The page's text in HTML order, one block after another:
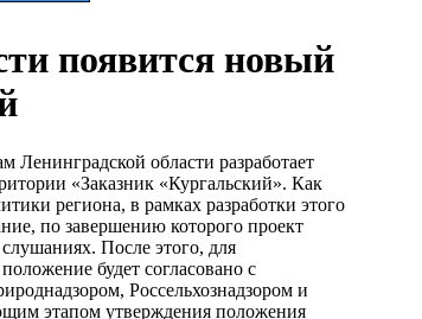
появится новый
Ленинградской области разработает
«Заказник «Кургальский». Как
региона, в рамках разработки этого
по завершению которого проект
После этого, для
будет согласовано с
Россельхознадзором и
этапом утверждения положения